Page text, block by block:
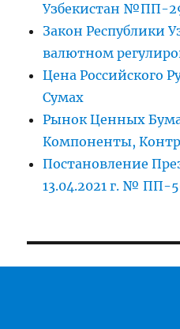
Узбекистан №ПП-
Закон Республики
валютном
Цена Российского
Сумах
Рынок Ценных
Компоненты,
Постановление
13.04.2021 г. № ПП-